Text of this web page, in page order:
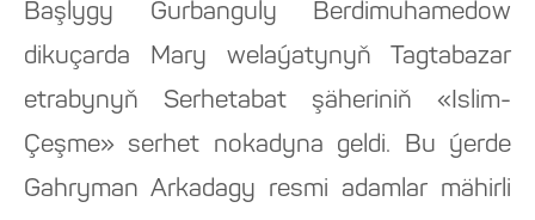
Başlygy Gurbanguly Berdimuhamedow
dikuçarda Mary welaýatynyň Tagtabazar
etrabynyň Serhetabat şäheriniň «Islim-
Çeşme» serhet nokadyna geldi. Bu ýerde
Gahryman Arkadagy resmi adamlar mähirli